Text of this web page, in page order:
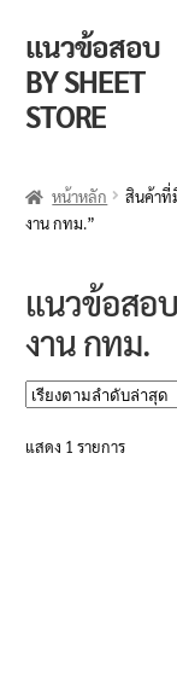
Skip
to
navigation
Skip
to
content
แนวข้อสอบ
BY SHEET
STORE
ตะกร้าสินค้า
วิธีการสั่งซื้อ
แจ้งชำระเงิน
รีวิวจากลูกค้า
หน้าหลัก
สินค้าที่
งาน กทม.”
แนวข้อสอ
งาน กทม.
แสดง 1 รายการ